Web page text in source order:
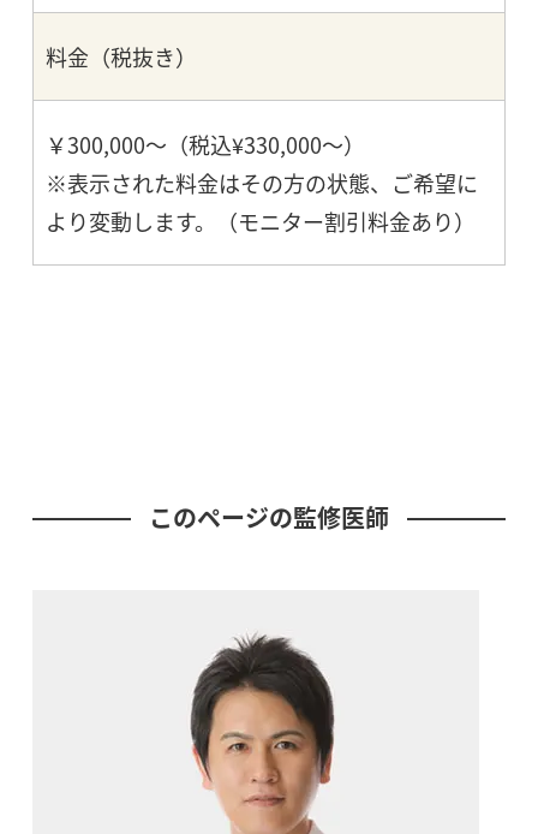
料金（税抜き）
￥300,000～（税込¥330,000～）
※表示された料金はその方の状態、ご希望に
より変動します。（モニター割引料金あり）
このページの監修医師